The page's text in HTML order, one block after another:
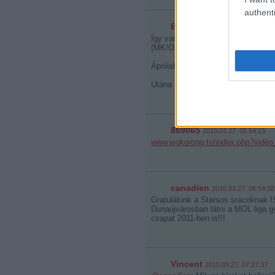
Bpstars
Így van. Köszönöm a Starsnak
(MK/OB1)!
Áprilisban vb! Hajrá magyarok!
Utána lehet előkészítenia a 2010-
869065 2010.03.27. 05:54:23
www.jegkorong.tv/
canadien 2010.03.27. 06:54:58
Gratulálunk a Starsos srácoknak
Dunaújvárosban látni a MOL liga
csapat 2011-ben is!!!
Vincent 2010.03.27. 07:27:37